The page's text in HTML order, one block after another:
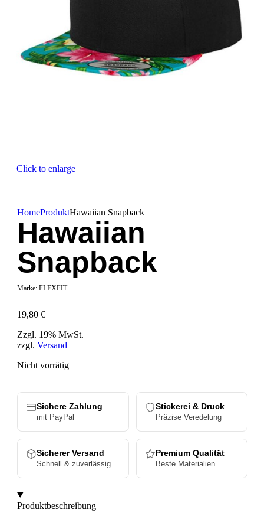
Click to enlarge
HomeProduktHawaiian Snapback
Hawaiian
Snapback
Marke: FLEXFIT
19,80 €
Zzgl. 19% MwSt.
zzgl. Versand
Nicht vorrätig
Sichere Zahlung
mit PayPal
Stickerei & Druck
Präzise Veredelung
Sicherer Versand
Schnell & zuverlässig
Premium Qualität
Beste Materialien
Produktbeschreibung